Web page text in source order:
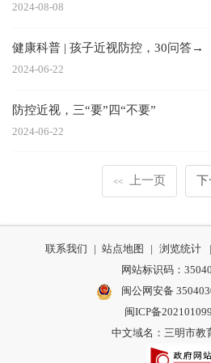
2024-08-08
健康科普 | 孩子近视防控，30问答→
2024-06-22
防控近视，三“要”四“不要”
2024-06-22
<< 上一页 下
联系我们 | 站点地图 | 浏览统计 |
网站标识码：
闽公网安备
闽ICP备
中文域名：三明市教